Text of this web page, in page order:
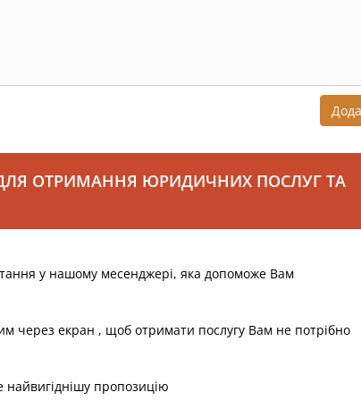
ОТРИМАННЯ ЮРИДИЧНИХ ПОСЛУГ ТА
у нашому месенджері, яка допоможе Вам
через екран , щоб отримати послугу Вам не потрібно
пропозицію